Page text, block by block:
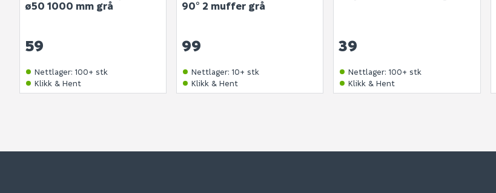
ø50 1000 mm grå
59
Nettlager: 100+ stk
Klikk & Hent
90° 2 muffer grå
99
Nettlager:10+ stk
Klikk & Hent
39
Nettlager:100+ stk
Klikk & Hent